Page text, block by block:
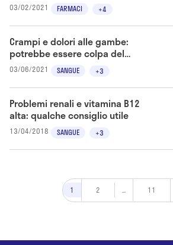
FARMACI +4
03/02/2021
SANGUE +3
Crampi e dolori alle gambe:
potrebbe essere colpa del
colesterolo alto
03/06/2021
SANGUE +3
Problemi renali e vitamina B12
alta: qualche consiglio utile
13/04/2018
1 2 ... 11